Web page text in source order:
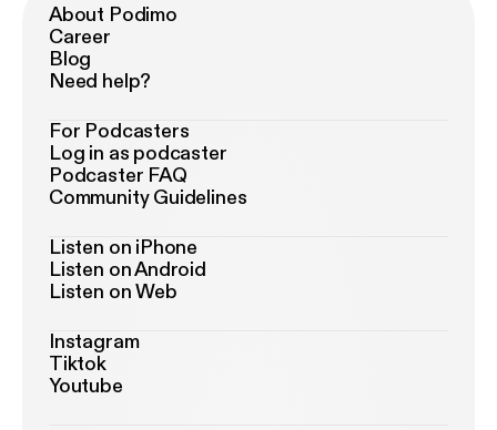
About Podimo
Career
Blog
Need help?
For Podcasters
Log in as podcaster
Podcaster FAQ
Community Guidelines
Listen on iPhone
Listen on Android
Listen on Web
Instagram
Tiktok
Youtube